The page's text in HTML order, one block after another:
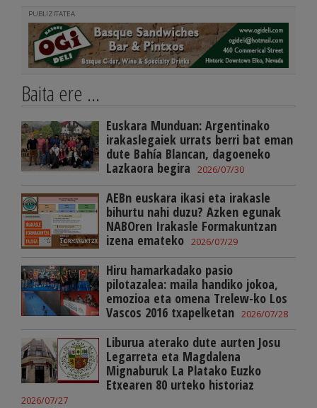
PUBLIZITATEA
Baita ere ...
Euskara Munduan: Argentinako
irakaslegaiek urrats berri bat eman
dute Bahía Blancan, dagoeneko
Lazkaora begira
2026/07/30
AEBn euskara ikasi eta irakasle
bihurtu nahi duzu? Azken egunak
NABOren Irakasle Formakuntzan
izena emateko 2026/07/29
Hiru hamarkadako pasio
pilotazalea: maila handiko jokoa,
emozioa eta omena Trelew-ko Los
Vascos 2016 txapelketan 2026/07/28
Liburua aterako dute aurten Josu
Legarreta eta Magdalena
Mignaburuk La Platako Euzko
Etxearen 80 urteko historiaz
2026/07/27